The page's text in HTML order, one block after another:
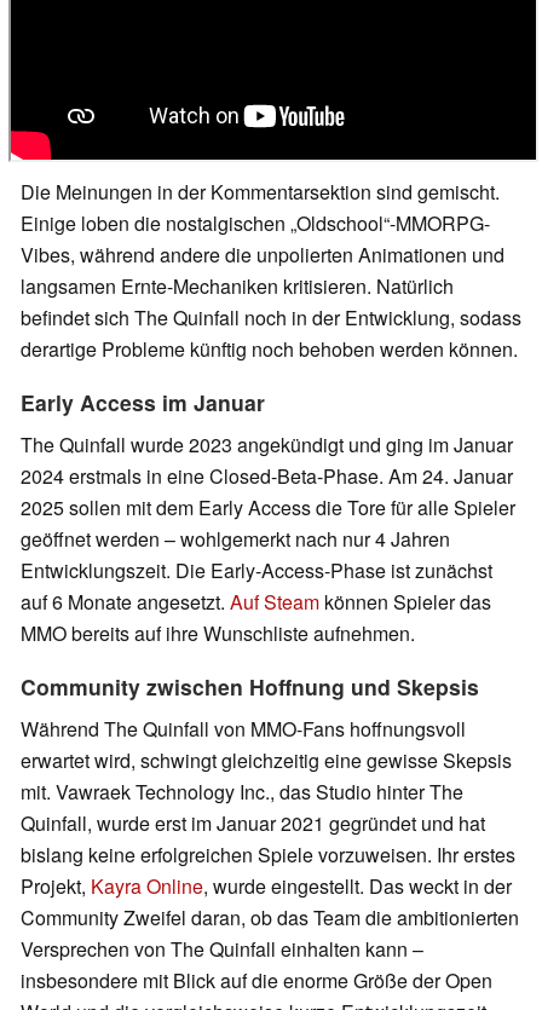
Die Meinungen in der Kommentarsektion sind gemischt.
Einige loben die nostalgischen „Oldschool“-MMORPG-
Vibes, während andere die unpolierten Animationen und
langsamen Ernte-Mechaniken kritisieren. Natürlich
befindet sich The Quinfall noch in der Entwicklung, sodass
derartige Probleme künftig noch behoben werden können.
Early Access im Januar
The Quinfall wurde 2023 angekündigt und ging im Januar
2024 erstmals in eine Closed-Beta-Phase. Am 24. Januar
2025 sollen mit dem Early Access die Tore für alle Spieler
geöffnet werden – wohlgemerkt nach nur 4 Jahren
Entwicklungszeit. Die Early-Access-Phase ist zunächst
auf 6 Monate angesetzt. Auf Steam können Spieler das
MMO bereits auf ihre Wunschliste aufnehmen.
Community zwischen Hoffnung und Skepsis
Während The Quinfall von MMO-Fans hoffnungsvoll
erwartet wird, schwingt gleichzeitig eine gewisse Skepsis
mit. Vawraek Technology Inc., das Studio hinter The
Quinfall, wurde erst im Januar 2021 gegründet und hat
bislang keine erfolgreichen Spiele vorzuweisen. Ihr erstes
Projekt, Kayra Online, wurde eingestellt. Das weckt in der
Community Zweifel daran, ob das Team die ambitionierten
Versprechen von The Quinfall einhalten kann –
insbesondere mit Blick auf die enorme Größe der Open